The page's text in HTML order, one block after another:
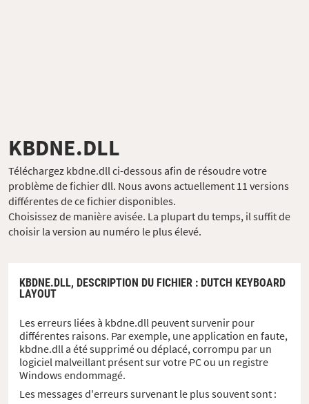
KBDNE.DLL
Téléchargez kbdne.dll ci-dessous afin de résoudre votre
problème de fichier dll. Nous avons actuellement 11 versions
différentes de ce fichier disponibles.
Choisissez de manière avisée. La plupart du temps, il suffit de
choisir la version au numéro le plus élevé.
KBDNE.DLL, DESCRIPTION DU FICHIER : DUTCH KEYBOARD
LAYOUT
Les erreurs liées à kbdne.dll peuvent survenir pour
différentes raisons. Par exemple, une application en faute,
kbdne.dll a été supprimé ou déplacé, corrompu par un
logiciel malveillant présent sur votre PC ou un registre
Windows endommagé.
Les messages d'erreurs survenant le plus souvent sont :